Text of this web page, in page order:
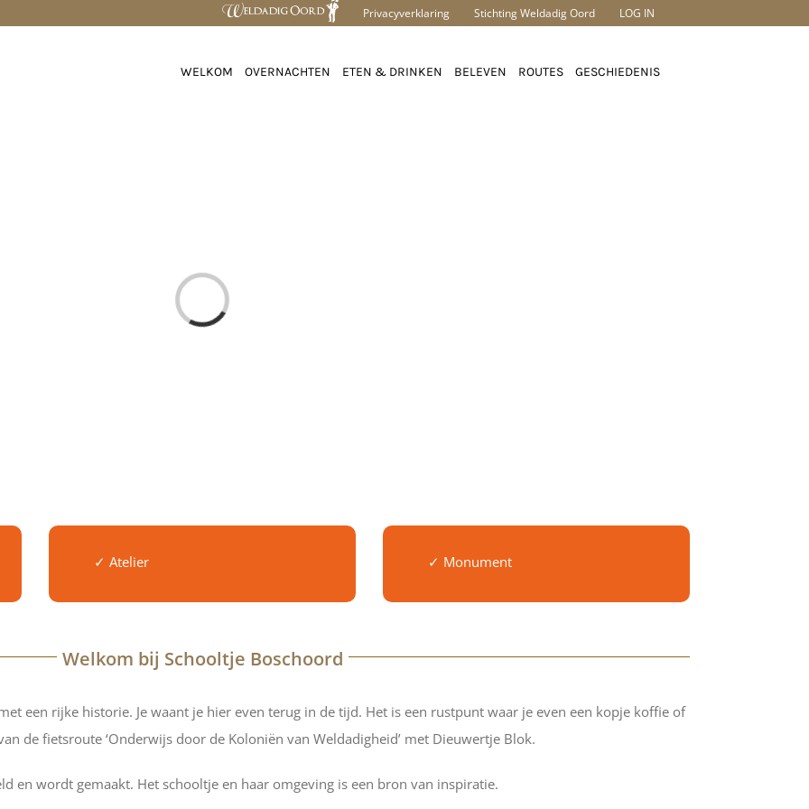
Privacyverklaring Stichting Weldadig Oord LOG IN
WELKOM OVERNACHTEN ETEN & DRINKEN BELEVEN ROUTES GESCHIEDENIS
Loading...
✓ Atelier ✓ Monument
Welkom bij Schooltje Boschoord
een rijke historie. Je waant je hier even terug in de tijd. Het is een rustpunt waar je even een kopje koffie of
de fietsroute ‘Onderwijs door de Koloniën van Weldadigheid’ met Dieuwertje Blok.
en wordt gemaakt. Het schooltje en haar omgeving is een bron van inspiratie.